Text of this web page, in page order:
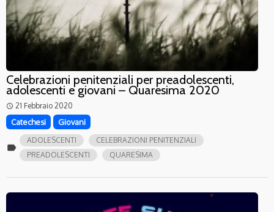
Celebrazioni penitenziali per preadolescenti,
adolescenti e giovani – Quaresima 2020
access_time 21 Febbraio 2020
Catechesi Giovani
label
ADOLESCENTI
CELEBRAZIONI PENITENZIALI
PREADOLESCENTI
QUARESIMA